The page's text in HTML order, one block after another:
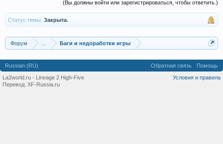
(Вы должны войти или зарегистрироваться, чтобы ответить.)
Статус темы: Закрыта.
Форум Баги и недоработки игры
Russian (RU) Обратная связь
Помощь
Условия и правила
La2world.ru - Lineage 2 High-Five
Перевод: XF-Russia.ru